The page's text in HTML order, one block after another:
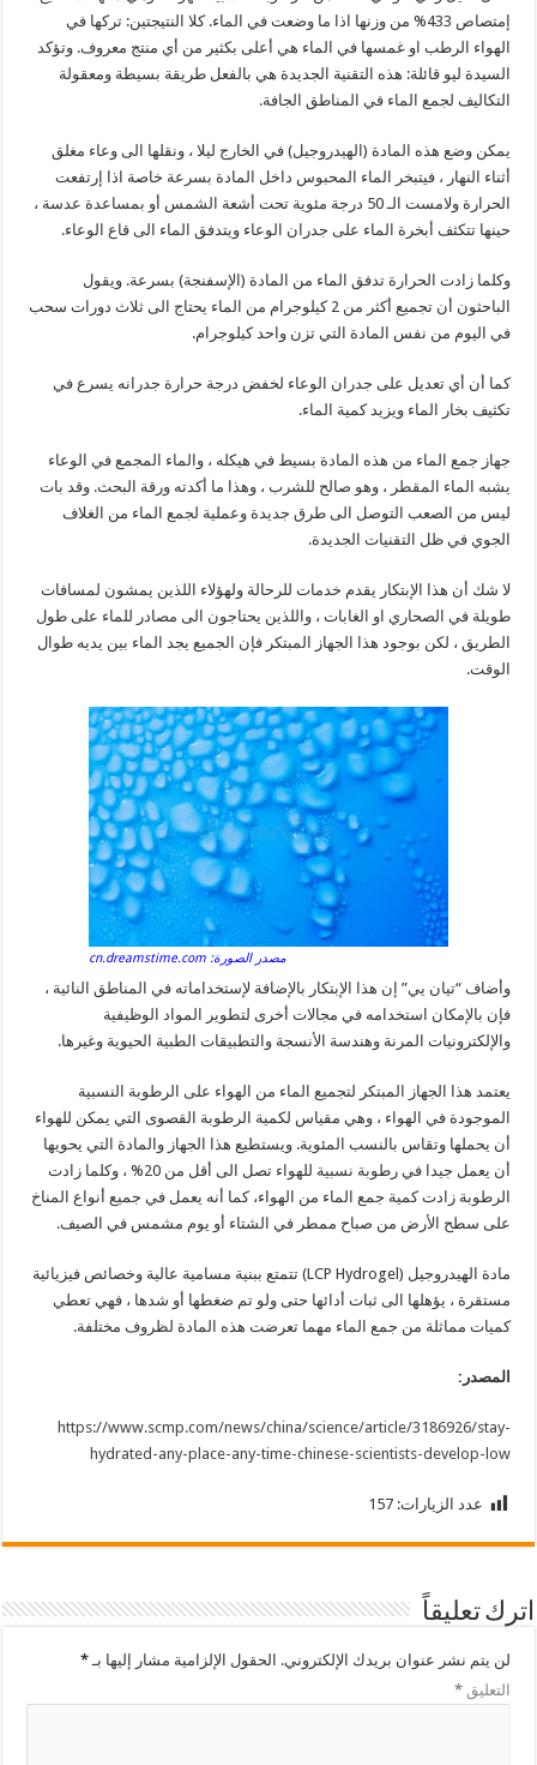
إمتصاص 433% من وزنها اذا ما وضعت في الماء. كلا النتيجتين: تركها في
الهواء الرطب او غمسها في الماء هي أعلى بكثير من أي منتج معروف. وتؤكد
السيدة ليو قائلة: هذه التقنية الجديدة هي بالفعل طريقة بسيطة ومعقولة
التكاليف لجمع الماء في المناطق الجافة.
يمكن وضع هذه المادة (الهيدروجيل) في الخارج ليلا ، ونقلها الى وعاء مغلق
أثناء النهار ، فيتبخر الماء المحبوس داخل المادة بسرعة خاصة اذا إرتفعت
الحرارة ولامست الـ 50 درجة مئوية تحت أشعة الشمس أو بمساعدة عدسة ،
حينها تتكثف أبخرة الماء على جدران الوعاء ويتدفق الماء الى قاع الوعاء.
وكلما زادت الحرارة تدفق الماء من المادة (الإسفنجة) بسرعة. ويقول
الباحثون أن تجميع أكثر من 2 كيلوجرام من الماء يحتاج الى ثلاث دورات سحب
في اليوم من نفس المادة التي تزن واحد كيلوجرام.
كما أن أي تعديل على جدران الوعاء لخفض درجة حرارة جدرانه يسرع في
تكثيف بخار الماء ويزيد كمية الماء.
جهاز جمع الماء من هذه المادة بسيط في هيكله ، والماء المجمع في الوعاء
يشبه الماء المقطر ، وهو صالح للشرب ، وهذا ما أكدته ورقة البحث. وقد بات
ليس من الصعب التوصل الى طرق جديدة وعملية لجمع الماء من الغلاف
الجوي في ظل التقنيات الجديدة.
لا شك أن هذا الإبتكار يقدم خدمات للرحالة ولهؤلاء اللذين يمشون لمسافات
طويلة في الصحاري او الغابات ، واللذين يحتاجون الى مصادر للماء على طول
الطريق ، لكن بوجود هذا الجهاز المبتكر فإن الجميع يجد الماء بين يديه طوال
الوقت.
مصدر الصورة: cn.dreamstime.com
وأضاف “تيان يي” إن هذا الإبتكار بالإضافة لإستخداماته في المناطق النائية ،
فإن بالإمكان استخدامه في مجالات أخرى لتطوير المواد الوظيفية
والإلكترونيات المرنة وهندسة الأنسجة والتطبيقات الطبية الحيوية وغيرها.
يعتمد هذا الجهاز المبتكر لتجميع الماء من الهواء على الرطوبة النسبية
الموجودة في الهواء ، وهي مقياس لكمية الرطوبة القصوى التي يمكن للهواء
أن يحملها وتقاس بالنسب المئوية. ويستطيع هذا الجهاز والمادة التي يحويها
أن يعمل جيدا في رطوبة نسبية للهواء تصل الى أقل من 20% ، وكلما زادت
الرطوبة زادت كمية جمع الماء من الهواء، كما أنه يعمل في جميع أنواع المناخ
على سطح الأرض من صباح ممطر في الشتاء أو يوم مشمس في الصيف.
مادة الهيدروجيل (LCP Hydrogel) تتمتع ببنية مسامية عالية وخصائص فيزيائية
مستقرة ، يؤهلها الى ثبات أدائها حتى ولو تم ضغطها أو شدها ، فهي تعطي
كميات مماثلة من جمع الماء مهما تعرضت هذه المادة لظروف مختلفة.
المصدر:
https://www.scmp.com/news/china/science/article/3186926/stay-
hydrated-any-place-any-time-chinese-scientists-develop-low
عدد الزيارات: 157
اترك تعليقاً
لن يتم نشر عنوان بريدك الإلكتروني. الحقول الإلزامية مشار إليها بـ*
التعليق*